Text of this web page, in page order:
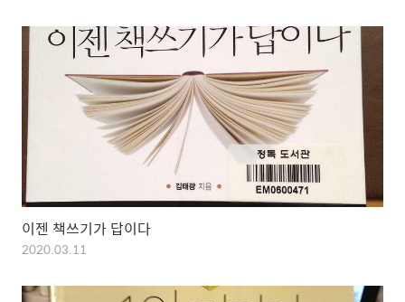
이젠 책쓰기가 답이다
2020.03.11